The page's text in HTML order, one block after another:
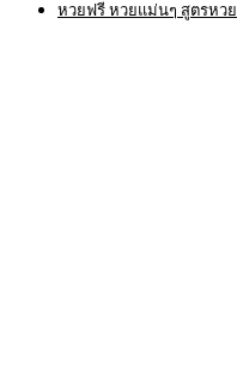
หวยฟรี หวยแม่นๆ สูตรหวย